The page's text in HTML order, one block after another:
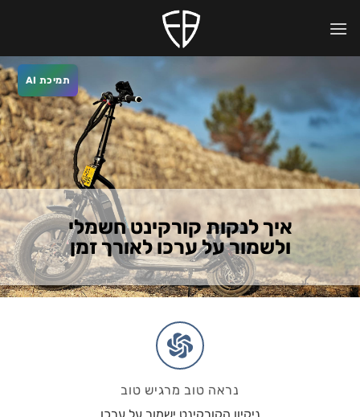
איך לנקות קורקינט חשמלי
ולשמור על ערכו לאורך זמן
נראה טוב מרגיש טוב
תמיכת AI